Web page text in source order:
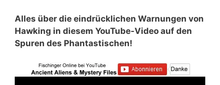
Alles über die eindrücklichen Warnungen von
Hawking in diesem YouTube-Video auf den
Spuren des Phantastischen!